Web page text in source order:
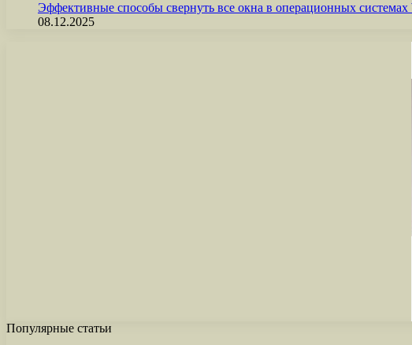
Эффективные способы свернуть все окна в операционных
08.12.2025
Популярные статьи